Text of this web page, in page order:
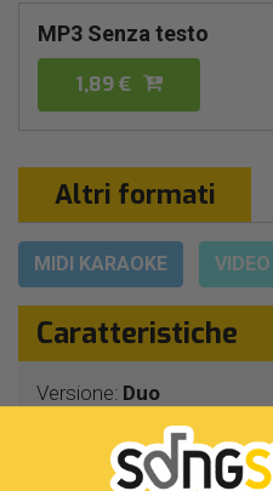
MP3 Senza testo
1,89 €
Altri formati
MIDI KARAOKE VIDEO
Caratteristiche
Versione: Duo
Interpreti Originali:
Pop/rock Italiano